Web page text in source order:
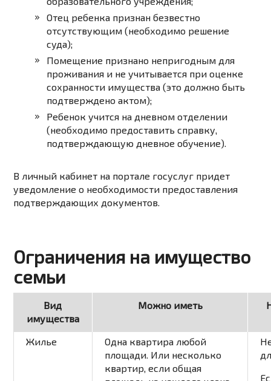
Отец ребенка признан безвестно
отсутствующим (необходимо решение
суда);
Помещение признано непригодным для
проживания и не учитывается при оценке
сохранности имущества (это должно быть
подтверждено актом);
Ребенок учится на дневном отделении
(необходимо предоставить справку,
подтверждающую дневное обучение).
В личный кабинет на портале госуслуг придет
уведомление о необходимости предоставления
подтверждающих документов.
Ограничения на имущество
семьи
Вид
имущества
Можно иметь
Жилье
Одна квартира любой
площади. Или несколько
квартир, если общая